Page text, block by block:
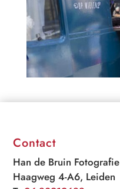
Contact
Han de Bruin Fotografie
Haagweg 4-A6, Leiden